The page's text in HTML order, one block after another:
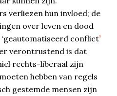
verliezen hun invloed; de
over leven en dood
conflict’
verontrustend is dat
rechts-liberaal zijn
hebben van regels
gestemde mensen zijn